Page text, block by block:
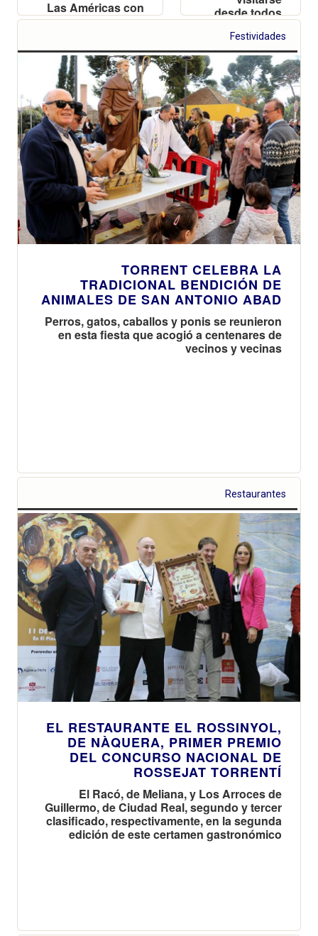
Las Américas con
alrededor de 1.500
maquetas de
aviones, barcos y
reproducciones
históricas
desde todos
del mundo a
través de la
nueva
aplicación de
360º
Festividades
TORRENT CELEBRA LA
TRADICIONAL BENDICIÓN DE
ANIMALES DE SAN ANTONIO ABAD
Perros, gatos, caballos y ponis se reunieron
en esta fiesta que acogió a centenares de
vecinos y vecinas
Restaurantes
EL RESTAURANTE EL ROSSINYOL,
DE NÀQUERA, PRIMER PREMIO
DEL CONCURSO NACIONAL DE
ROSSEJAT TORRENTÍ
El Racó, de Meliana, y Los Arroces de
Guillermo, de Ciudad Real, segundo y tercer
clasificado, respectivamente, en la segunda
edición de este certamen gastronómico